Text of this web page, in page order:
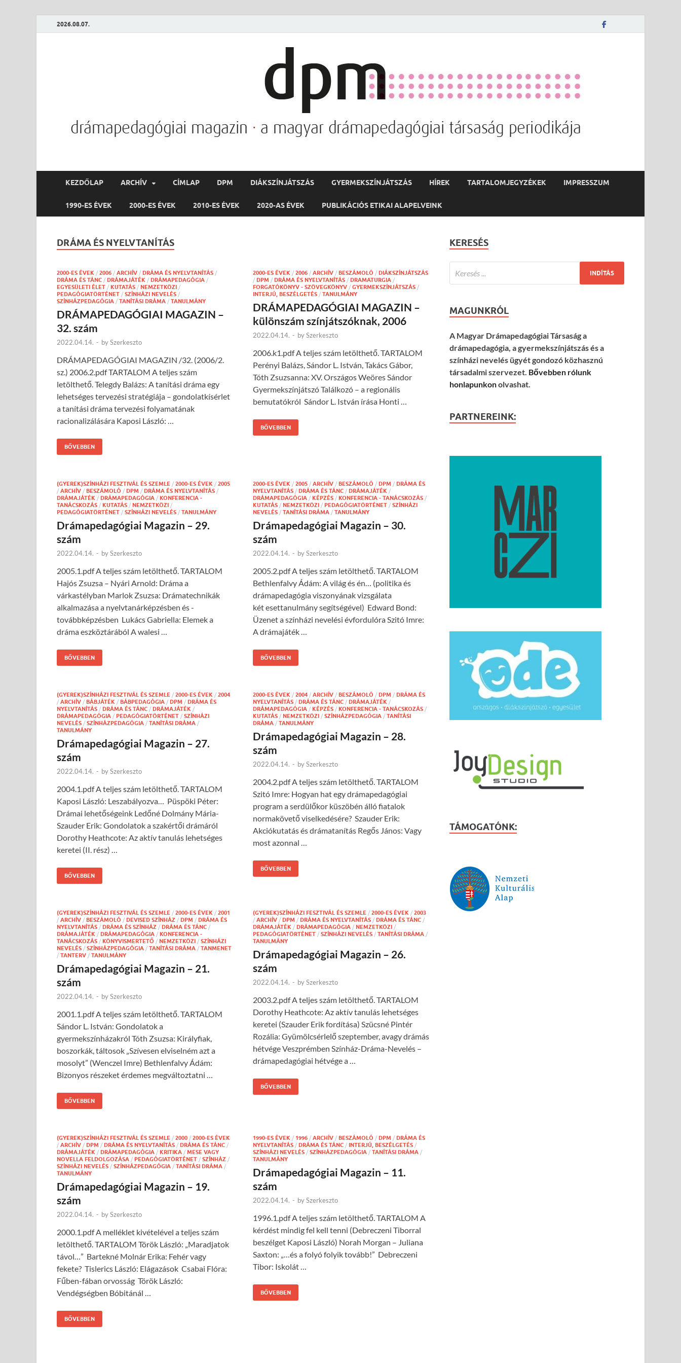
2026.08.07.
KEZDŐLAP ARCHÍV CÍMLAP DPM DIÁKSZÍNJÁTSZÁS GYERMEKSZÍNJÁTSZÁS HÍREK TARTALOMJEGYZÉKEK IMPRESSZUM
1990-ES ÉVEK 2000-ES ÉVEK 2010-ES ÉVEK 2020-AS ÉVEK PUBLIKÁCIÓS ETIKAI ALAPELVEINK
DRÁMA ÉS NYELVTANÍTÁS
2000-ES ÉVEK / 2006 / ARCHÍV / DRÁMA ÉS NYELVTANÍTÁS /
DRÁMA ÉS TÁNC / DRÁMAJÁTÉK / DRÁMAPEDAGÓGIA /
EGYESÜLETI ÉLET / KUTATÁS / NEMZETKÖZI /
PEDAGÓGIATÖRTÉNET / SZÍNHÁZI NEVELÉS /
SZÍNHÁZPEDAGÓGIA / TANÍTÁSI DRÁMA / TANULMÁNY
DRÁMAPEDAGÓGIAI MAGAZIN –
32. szám
2022.04.14. - bySzerkeszto
DRÁMAPEDAGÓGIAI MAGAZIN /32. (2006/2.
sz.) 2006.2.pdf TARTALOM A teljes szám
letölthető. Telegdy Balázs: A tanítási dráma egy
lehetséges tervezési stratégiája – gondolatkísérlet
a tanítási dráma tervezési folyamatának
racionalizálására Kaposi László: …
BŐVEBBEN
2000-ES ÉVEK / 2006 / ARCHÍV / BESZÁMOLÓ / DIÁKSZÍNJÁTSZÁS
/ DPM / DRÁMA ÉS NYELVTANÍTÁS / DRAMATURGIA /
FORGATÓKÖNYV - SZÖVEGKÖNYV / GYERMEKSZÍNJÁTSZÁS /
INTERJÚ, BESZÉLGETÉS / TANULMÁNY
DRÁMAPEDAGÓGIAI MAGAZIN –
különszám színjátszóknak, 2006
2022.04.14. - bySzerkeszto
2006.k1.pdf A teljes szám letölthető. TARTALOM
Perényi Balázs, Sándor L. István, Takács Gábor,
Tóth Zsuzsanna: XV. Országos Weöres Sándor
Gyermekszínjátszó Találkozó – a regionális
bemutatókról Sándor L. István írása Honti …
BŐVEBBEN
(GYEREK)SZÍNHÁZI FESZTIVÁL ÉS SZEMLE / 2000-ES ÉVEK / 2005
/ ARCHÍV / BESZÁMOLÓ / DPM / DRÁMA ÉS NYELVTANÍTÁS /
DRÁMAJÁTÉK / DRÁMAPEDAGÓGIA / KONFERENCIA -
TANÁCSKOZÁS / KUTATÁS / NEMZETKÖZI /
PEDAGÓGIATÖRTÉNET / SZÍNHÁZI NEVELÉS / TANULMÁNY
Drámapedagógiai Magazin – 29.
szám
2022.04.14. - bySzerkeszto
2005.1.pdf A teljes szám letölthető. TARTALOM
Hajós Zsuzsa – Nyári Arnold: Dráma a
várkastélyban Marlok Zsuzsa: Drámatechnikák
alkalmazása a nyelvtanárképzésben és -
továbbképzésben Lukács Gabriella: Elemek a
dráma eszköztárából A walesi …
BŐVEBBEN
2000-ES ÉVEK / 2005 / ARCHÍV / BESZÁMOLÓ / DPM / DRÁMA ÉS
NYELVTANÍTÁS / DRÁMA ÉS TÁNC / DRÁMAJÁTÉK /
DRÁMAPEDAGÓGIA / KÉPZÉS / KONFERENCIA - TANÁCSKOZÁS /
KUTATÁS / NEMZETKÖZI / PEDAGÓGIATÖRTÉNET / SZÍNHÁZI
NEVELÉS / TANÍTÁSI DRÁMA / TANULMÁNY
Drámapedagógiai Magazin – 30.
szám
2022.04.14. - bySzerkeszto
2005.2.pdf A teljes szám letölthető. TARTALOM
Bethlenfalvy Ádám: A világ és én… (politika és
drámapedagógia viszonyának vizsgálata
két esettanulmány segítségével) Edward Bond:
Üzenet a színházi nevelési évfordulóra Szitó Imre:
A drámajáték …
BŐVEBBEN
(GYEREK)SZÍNHÁZI FESZTIVÁL ÉS SZEMLE / 2000-ES ÉVEK / 2004
/ ARCHÍV / BÁBJÁTÉK / BÁBPEDAGÓGIA / DPM / DRÁMA ÉS
NYELVTANÍTÁS / DRÁMA ÉS TÁNC / DRÁMAJÁTÉK /
DRÁMAPEDAGÓGIA / PEDAGÓGIATÖRTÉNET / SZÍNHÁZI
NEVELÉS / SZÍNHÁZPEDAGÓGIA / TANÍTÁSI DRÁMA /
TANULMÁNY
Drámapedagógiai Magazin – 27.
szám
2022.04.14. - bySzerkeszto
2004.1.pdf A teljes szám letölthető. TARTALOM
Kaposi László: Leszabályozva… Püspöki Péter:
Drámai lehetőségeink Ledőné Dolmány Mária-
Szauder Erik: Gondolatok a szakértői drámáról
Dorothy Heathcote: Az aktív tanulás lehetséges
keretei (II. rész) …
BŐVEBBEN
2000-ES ÉVEK / 2004 / ARCHÍV / BESZÁMOLÓ / DPM / DRÁMA ÉS
NYELVTANÍTÁS / DRÁMA ÉS TÁNC / DRÁMAJÁTÉK /
DRÁMAPEDAGÓGIA / KÉPZÉS / KONFERENCIA - TANÁCSKOZÁS /
KUTATÁS / NEMZETKÖZI / SZÍNHÁZPEDAGÓGIA / TANÍTÁSI
DRÁMA / TANULMÁNY
Drámapedagógiai Magazin – 28.
szám
2022.04.14. - bySzerkeszto
2004.2.pdf A teljes szám letölthető. TARTALOM
Szitó Imre: Hogyan hat egy drámapedagógiai
program a serdülőkor küszöbén álló fiatalok
normakövető viselkedésére? Szauder Erik:
Akciókutatás és drámatanítás Regős János: Vagy
most azonnal …
BŐVEBBEN
(GYEREK)SZÍNHÁZI FESZTIVÁL ÉS SZEMLE / 2000-ES ÉVEK / 2001
/ ARCHÍV / BESZÁMOLÓ / DEVISED SZÍNHÁZ / DPM / DRÁMA ÉS
NYELVTANÍTÁS / DRÁMA ÉS SZÍNHÁZ / DRÁMA ÉS TÁNC /
DRÁMAJÁTÉK / DRÁMAPEDAGÓGIA / KONFERENCIA -
TANÁCSKOZÁS / KÖNYVISMERTETŐ / NEMZETKÖZI / SZÍNHÁZI
NEVELÉS / SZÍNHÁZPEDAGÓGIA / TANÍTÁSI DRÁMA / TANMENET
/ TANTERV / TANULMÁNY
Drámapedagógiai Magazin – 21.
szám
2022.04.14. - bySzerkeszto
2001.1.pdf A teljes szám letölthető. TARTALOM
Sándor L. István: Gondolatok a
gyermekszínházakról Tóth Zsuzsa: Királyfiak,
boszorkák, táltosok „Szívesen elviselném azt a
mosolyt” (Wenczel Imre) Bethlenfalvy Ádám:
Bizonyos részeket érdemes megváltoztatni …
BŐVEBBEN
(GYEREK)SZÍNHÁZI FESZTIVÁL ÉS SZEMLE / 2000-ES ÉVEK / 2003
/ ARCHÍV / DPM / DRÁMA ÉS NYELVTANÍTÁS / DRÁMA ÉS TÁNC /
DRÁMAJÁTÉK / DRÁMAPEDAGÓGIA / NEMZETKÖZI /
PEDAGÓGIATÖRTÉNET / SZÍNHÁZI NEVELÉS / TANÍTÁSI DRÁMA /
TANULMÁNY
Drámapedagógiai Magazin – 26.
szám
2022.04.14. - bySzerkeszto
2003.2.pdf A teljes szám letölthető. TARTALOM
Dorothy Heathcote: Az aktív tanulás lehetséges
keretei (Szauder Erik fordítása) Szücsné Pintér
Rozália: Gyümölcsérlelő szeptember, avagy drámás
hétvége Veszprémben Színház-Dráma-Nevelés –
drámapedagógiai hétvége a …
BŐVEBBEN
(GYEREK)SZÍNHÁZI FESZTIVÁL ÉS SZEMLE / 2000 / 2000-ES ÉVEK
/ ARCHÍV / DPM / DRÁMA ÉS NYELVTANÍTÁS / DRÁMA ÉS TÁNC /
DRÁMAJÁTÉK / DRÁMAPEDAGÓGIA / KRITIKA / MESE VAGY
NOVELLA FELDOLGOZÁSA / PEDAGÓGIATÖRTÉNET / SZÍNHÁZ /
SZÍNHÁZI NEVELÉS / SZÍNHÁZPEDAGÓGIA / TANÍTÁSI DRÁMA /
TANULMÁNY
Drámapedagógiai Magazin – 19.
szám
2022.04.14. - bySzerkeszto
2000.1.pdf A melléklet kivételével a teljes szám
letölthető. TARTALOM Török László: „Maradjatok
távol…” Bartekné Molnár Erika: Fehér vagy
fekete? Tislerics László: Elágazások Csabai Flóra:
Fűben-fában orvosság Török László:
Vendégségben Bóbitánál …
BŐVEBBEN
1990-ES ÉVEK / 1996 / ARCHÍV / BESZÁMOLÓ / DPM / DRÁMA ÉS
NYELVTANÍTÁS / DRÁMA ÉS TÁNC / INTERJÚ, BESZÉLGETÉS /
SZÍNHÁZI NEVELÉS / SZÍNHÁZPEDAGÓGIA / TANÍTÁSI DRÁMA /
TANULMÁNY
Drámapedagógiai Magazin – 11.
szám
2022.04.14. - bySzerkeszto
1996.1.pdf A teljes szám letölthető. TARTALOM A
kérdést mindig fel kell tenni (Debreczeni Tiborral
beszélget Kaposi László) Norah Morgan – Juliana
Saxton: „…és a folyó folyik tovább!” Debreczeni
Tibor: Iskolát …
BŐVEBBEN
KERESÉS
MAGUNKRÓL
A Magyar Drámapedagógiai Társaság a
drámapedagógia, a gyermekszínjátszás és a
színházi nevelés ügyét gondozó közhasznú
társadalmi szervezet. Bővebben rólunk
honlapunkonolvashat.
PARTNEREINK:
TÁMOGATÓNK: